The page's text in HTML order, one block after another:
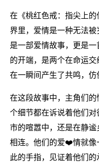
在《桃红色戒：指尖上
界里，爱情是一种无法
是一部爱情故事，更是
的开端，是两个在命运
在一瞬间产生了共鸣，仿
在这段故事中，主角们
个细节都在诉说着他们
市的喧嚣中，还是在静
相连。他们的爱❤️情就像
此的手指，见证着他们的